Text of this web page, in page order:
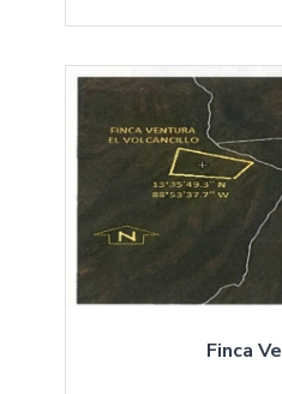
Finca